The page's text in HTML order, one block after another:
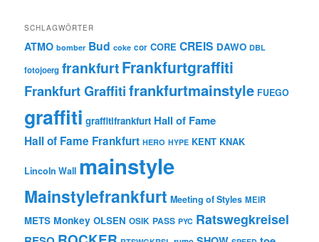
SCHLAGWÖRTER
ATMO bomber Bud coke cor CORE CREIS DAWO DBL
fotojoerg frankfurtFrankfurtgraffiti
Frankfurt Graffitifrankfurtmainstyle FUEGO
graffiti graffitifrankfurt Hall of Fame
Hall of Fame Frankfurt HERO HYPE KENT KNAK
Lincoln Wall mainstyle
Mainstylefrankfurt Meeting of Styles MEIR
METS Monkey OLSEN OSIK PASS PYC Ratswegkreisel